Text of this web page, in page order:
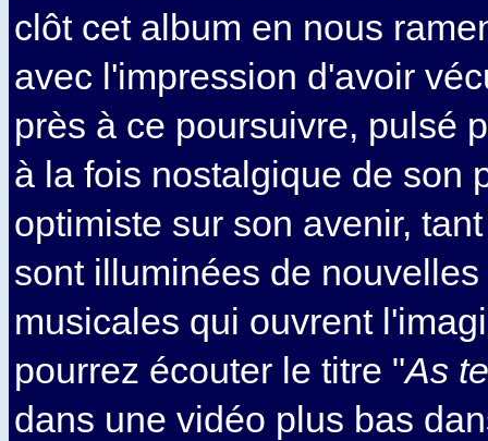
clôt cet album en nous
avec l'impression d'avoir
près à ce poursuivre, pulsé
à la fois nostalgique de son
optimiste sur son avenir,
sont illuminées de
musicales qui ouvrent
pourrez écouter le titre "As
dans une vidéo plus bas